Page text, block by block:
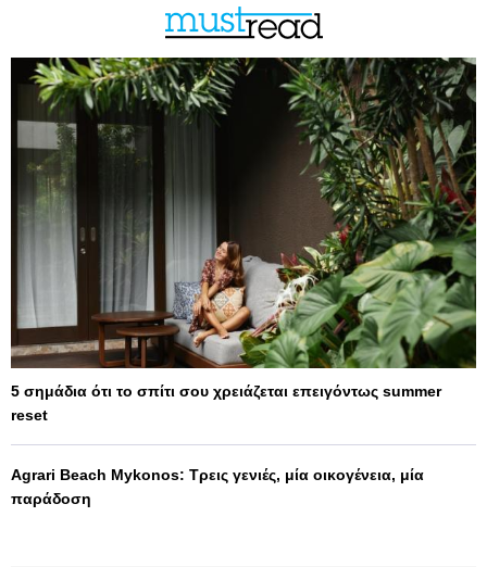
5 σημάδια ότι το σπίτι σου χρειάζεται επειγόντως summer
reset
Agrari Beach Mykonos: Τρεις γενιές, μία οικογένεια, μία
παράδοση